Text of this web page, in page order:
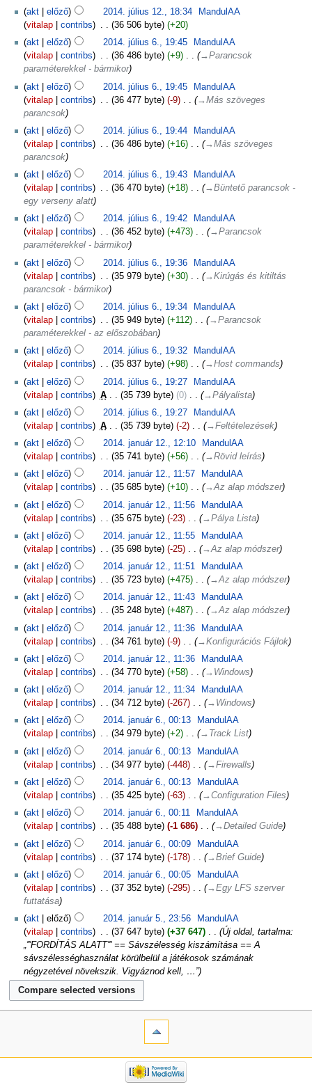
akt
előző 2014. július 12., 18:34
MandulAA
vitalap
contribs 36 506 byte
+20
akt
előző 2014. július 6., 19:45
MandulAA
vitalap
contribs 36 486 byte +9 ‎
→‎Parancsok
paraméterekkel - bármikor
akt
előző 2014. július 6., 19:45
MandulAA
vitalap
contribs 36 477 byte -9 ‎
→‎Más szöveges
parancsok
akt
előző 2014. július 6., 19:44
MandulAA
vitalap
contribs 36 486 byte +16 ‎
→‎Más szöveges
parancsok
akt
előző 2014. július 6., 19:43
MandulAA
vitalap
contribs 36 470 byte +18 ‎
→‎Büntető parancsok -
egy verseny alatt
akt
előző 2014. július 6., 19:42
MandulAA
vitalap
contribs 36 452 byte +473 ‎
→‎Parancsok
paraméterekkel - bármikor
akt
előző 2014. július 6., 19:36
MandulAA
vitalap
contribs 35 979 byte +30 ‎
→‎Kirúgás és kitiltás
parancsok - bármikor
akt
előző 2014. július 6., 19:34
MandulAA
vitalap
contribs 35 949 byte +112 ‎
→‎Parancsok
paraméterekkel - az előszobában
akt
előző 2014. július 6., 19:32
MandulAA
vitalap
contribs 35 837 byte +98 ‎
→‎Host commands
akt
előző 2014. július 6., 19:27
MandulAA
vitalap
contribs A 35 739 byte 0 ‎
→‎Pályalista
akt
előző 2014. július 6., 19:27
MandulAA
vitalap
contribs A 35 739 byte -2 ‎
→‎Feltételezések
akt
előző 2014. január 12., 12:10
MandulAA
vitalap
contribs 35 741 byte +56 ‎
→‎Rövid leírás
akt
előző 2014. január 12., 11:57
MandulAA
vitalap
contribs 35 685 byte +10 ‎
→‎Az alap módszer
akt
előző 2014. január 12., 11:56
MandulAA
vitalap
contribs 35 675 byte -23 ‎
→‎Pálya Lista
akt
előző 2014. január 12., 11:55
MandulAA
vitalap
contribs 35 698 byte -25 ‎
→‎Az alap módszer
akt
előző 2014. január 12., 11:51
MandulAA
vitalap
contribs 35 723 byte +475 ‎
→‎Az alap módszer
akt
előző 2014. január 12., 11:43
MandulAA
vitalap
contribs 35 248 byte +487 ‎
→‎Az alap módszer
akt
előző 2014. január 12., 11:36
MandulAA
vitalap
contribs 34 761 byte -9 ‎
→‎Konfigurációs Fájlok
akt
előző 2014. január 12., 11:36
MandulAA
vitalap
contribs 34 770 byte +58 ‎
→‎Windows
akt
előző 2014. január 12., 11:34
MandulAA
vitalap
contribs 34 712 byte -267 ‎
→‎Windows
akt
előző 2014. január 6., 00:13
MandulAA
vitalap
contribs 34 979 byte +2 ‎
→‎Track List
akt
előző 2014. január 6., 00:13
MandulAA
vitalap
contribs 34 977 byte -448 ‎
→‎Firewalls
akt
előző 2014. január 6., 00:13
MandulAA
vitalap
contribs 35 425 byte -63 ‎
→‎Configuration Files
akt
előző 2014. január 6., 00:11
MandulAA
vitalap
contribs 35 488 byte -1 686 ‎
→‎Detailed Guide
akt
előző 2014. január 6., 00:09
MandulAA
vitalap
contribs 37 174 byte -178 ‎
→‎Brief Guide
akt
előző 2014. január 6., 00:05
MandulAA
vitalap
contribs 37 352 byte -295 ‎
→‎Egy LFS szerver
futtatása
akt
előző 2014. január 5., 23:56
MandulAA
vitalap
contribs 37 647 byte +37 647 ‎
Új oldal, tartalma:
„'''FORDÍTÁS ALATT''' == Sávszélesség kiszámítása == A
sávszélességhasználat körülbelül a játékosok számának
négyzetével növekszik. Vigyáznod kell, …”